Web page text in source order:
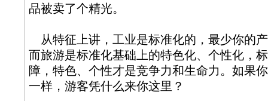
品被卖了个精光。
从特征上讲，工业是标准化的，最少你的
而旅游是标准化基础上的特色化、个性化，
障，特色、个性才是竞争力和生命力。如果
一样，游客凭什么来你这里？